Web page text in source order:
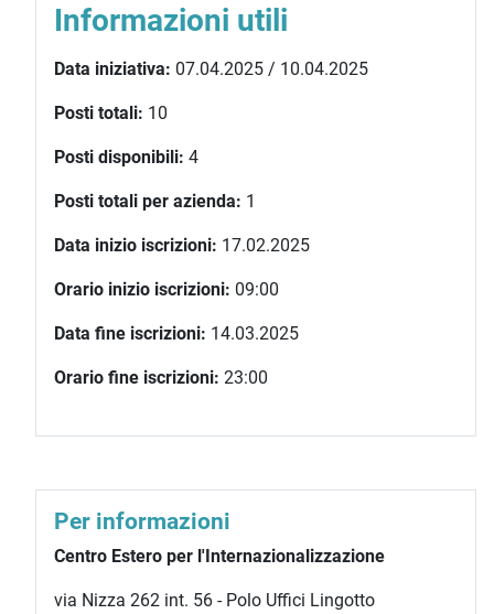
Informazioni utili
Data iniziativa: 07.04.2025 / 10.04.2025
Posti totali: 10
Posti disponibili: 4
Posti totali per azienda: 1
Data inizio iscrizioni: 17.02.2025
Orario inizio iscrizioni: 09:00
Data fine iscrizioni: 14.03.2025
Orario fine iscrizioni: 23:00
Per informazioni
Centro Estero per l'Internazionalizzazione
via Nizza 262 int. 56 - Polo Uffici Lingotto